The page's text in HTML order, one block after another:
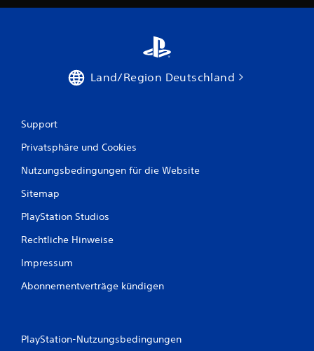
Land/Region Deutschland
Support
Privatsphäre und Cookies
Nutzungsbedingungen für die Website
Sitemap
PlayStation Studios
Rechtliche Hinweise
Impressum
Abonnementverträge kündigen
PlayStation-Nutzungsbedingungen